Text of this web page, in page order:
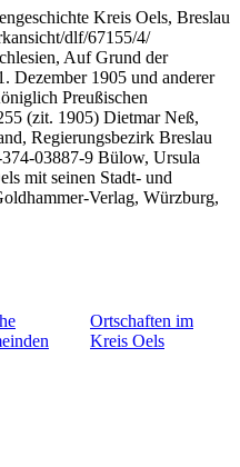
Kreis Oels, Breslau
dlf/67155/4/
Auf Grund der
Dezember 1905 und anderer
Preußischen
(zit. 1905) Dietmar Neß,
Regierungsbezirk Breslau
03887-9 Bülow, Ursula
mit seinen Stadt- und
Verlag, Würzburg,
Ortschaften im
Kreis Oels